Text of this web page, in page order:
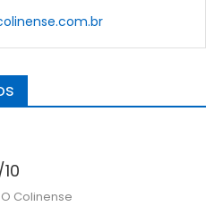
Author
O Colinense